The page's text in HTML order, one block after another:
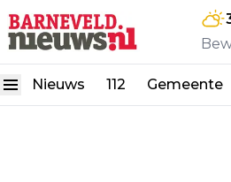
Nieuws 112 Gemeente